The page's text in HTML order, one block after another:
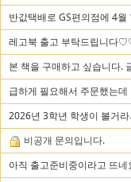
반값택배로 GS편의점에 4
레고북 출고 부탁드립니다
본 책을 구매하고 싶습니다.
급하게 필요해서 주문했는
2026년 3학년 학생이 볼거
비공개 문의입니다.
아직 출고준비중이라고 뜨